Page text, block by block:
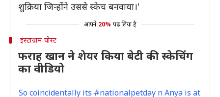
शुक्रिया जिन्होंने उससे स्केच बनवाया।'
आपने 20% पढ़ लिया है
इंस्टाग्राम पोस्ट
फराह खान ने शेयर किया बेटी की स्केचिंग
का वीडियो
So coincidentally its #nationalpetday n Anya is at